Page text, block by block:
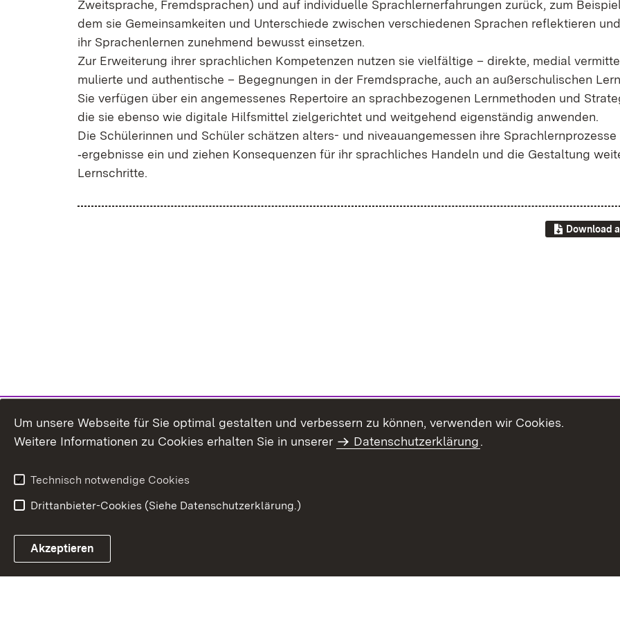
Zweit­spra­che, Fremd­spra­chen) und auf in­di­vi­du­el­le Sprach­lern­er­fah­run­gen zu­rück, zum
dem sie Ge­mein­sam­kei­ten und Un­ter­schie­de zwi­schen ver­schie­de­nen Spra­chen re­flek­tie­ren
ihr Spra­chen­ler­nen zu­neh­mend be­wusst ein­set­zen.
Zur Er­wei­te­rung ih­rer sprach­li­chen Kom­pe­ten­zen nut­zen sie viel­fäl­ti­ge – di­rek­te, me­di­al
mu­lier­te und au­then­ti­sche – Be­geg­nun­gen in der Fremd­spra­che, auch an au­ßer­schu­li­schen
Sie ver­fü­gen über ein an­ge­mes­se­nes Re­per­toire an sprach­be­zo­ge­nen Lern­me­tho­den und
die sie eben­so wie di­gi­ta­le Hilfs­mit­tel ziel­ge­rich­tet und weit­ge­hend ei­gen­stän­dig an­wen­den.
Die Schü­le­rin­nen und Schü­ler schät­zen al­ters- und ni­veau­an­ge­mes­sen ih­re Sprach­lern­pro­zes­se
‑er­geb­nis­se ein und zie­hen Kon­se­quen­zen für ihr sprach­li­ches Han­deln und die Ge­stal­tung
Lern­schrit­te.
Download
Um unsere Webseite für Sie optimal gestalten und verbessern zu können, verwenden wir Cookies.
Weitere Informationen zu Cookies erhalten Sie in unserer
Datenschutzerklärung.
Technisch notwendige Cookies
Drittanbieter-Cookies (Siehe Datenschutzerklärung.)
Akzeptieren